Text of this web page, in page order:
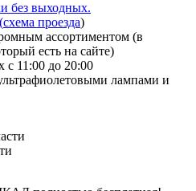
без выходных.
(схема проезда)
ассортиментом (в
есть на сайте)
с 11:00 до 20:00
лампами и